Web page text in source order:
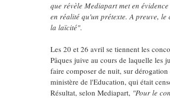
que révèle Mediapart met en
en réalité qu'un prétexte. A preuve,
la laïcité".
Les 20 et 26 avril se tiennent les
Pâques juive au cours de laquelle les
faire composer de nuit, sur
ministère de l'Education, qui était
Résultat, selon Mediapart, "Pour le